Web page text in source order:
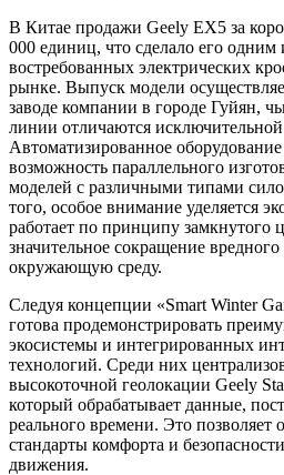
В Китае продажи Geely EX5 за
000 единиц, что сделало его
востребованных электрических
рынке. Выпуск модели
заводе компании в городе Гуйян,
линии отличаются
Автоматизированное оборудование
возможность параллельного
моделей с различными типами
того, особое внимание уделяется
работает по принципу замкнутого
значительное сокращение вредного
окружающую среду.
Следуя концепции «Smart Winter
готова продемонстрировать
экосистемы и интегрированных
технологий. Среди них
высокоточной геолокации Geely
который обрабатывает данные,
реального времени. Это позволяет
стандарты комфорта и
движения.